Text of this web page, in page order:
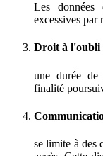
Les données
excessives par
Droit à l'oubli
une durée de
finalité
se limite à des